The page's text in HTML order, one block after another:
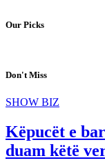
Our Picks
Don't Miss
SHOW BIZ
Këpucët e
duam këtë